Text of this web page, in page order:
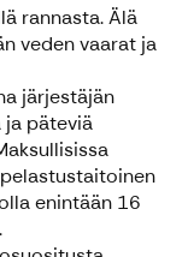
rannasta. Älä
veden vaarat ja
järjestäjän
ja päteviä
enintään 16